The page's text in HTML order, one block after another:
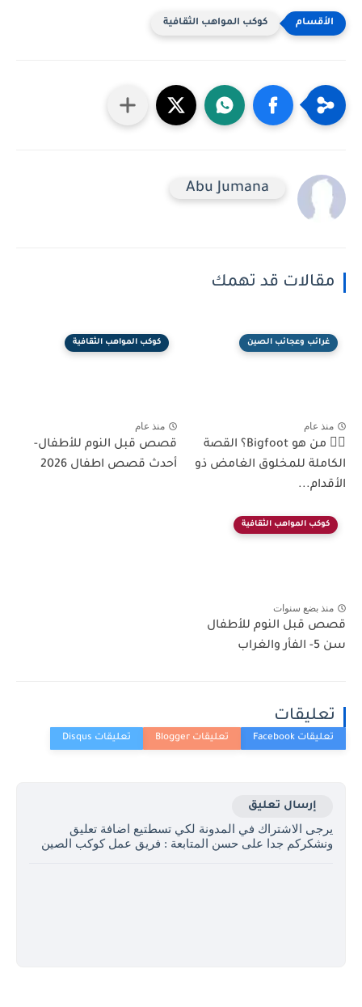
كوكب المواهب الثقافية
Abu Jumana
مقالات قد تهمك
غرائب وعجائب الصين
منذ عام
🧍‍♂️ من هو Bigfoot؟ القصة
الكاملة للمخلوق الغامض ذو
الأقدام...
كوكب المواهب الثقافية
منذ عام
قصص قبل النوم للأطفال-
أحدث قصص اطفال 2026
كوكب المواهب الثقافية
منذ بضع سنوات
قصص قبل النوم للأطفال
سن 5- الفأر والغراب
تعليقات
إرسال تعليق
يرجى الاشتراك في المدونة لكي تسطتيع اضافة تعليق
ونشكركم جدا على حسن المتابعة : فريق عمل كوكب الصين